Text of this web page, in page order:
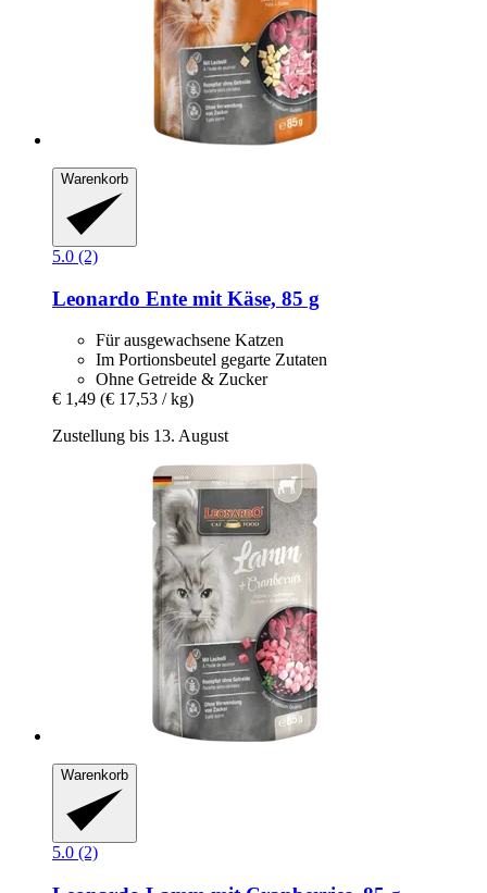
Warenkorb
5.0 (2)
Leonardo Ente mit Käse, 85 g
Für ausgewachsene Katzen
Im Portionsbeutel gegarte Zutaten
Ohne Getreide & Zucker
€ 1,49 (€ 17,53 / kg)
Zustellung bis 13. August
Warenkorb
5.0 (2)